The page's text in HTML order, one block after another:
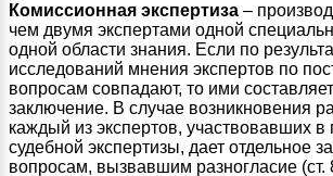
Комиссионная экспертиза –
чем двумя экспертами одной
одной области знания. Если по
исследований мнения экспертов по
вопросам совпадают, то ими
заключение. В случае возникновения
каждый из экспертов, участвовавших в
судебной экспертизы, дает отдельное
вопросам, вызвавшим разногласие